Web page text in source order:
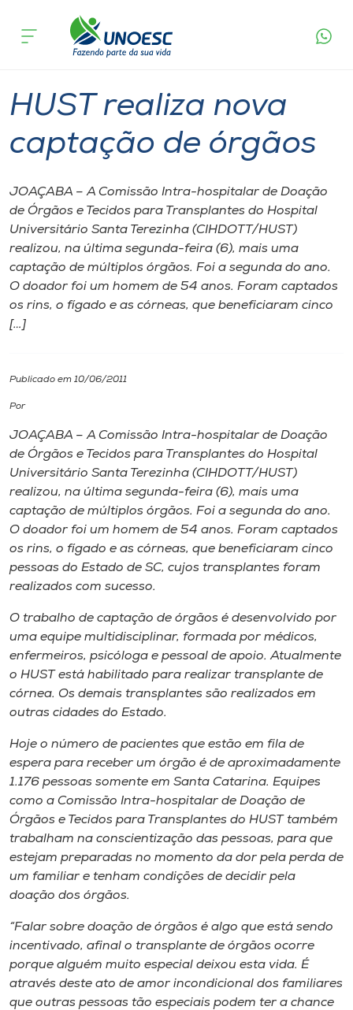
Cursos
Portal de Ensino
A
Diplomados
Cultura
CPA
Biblioteca
Editora
Rádio
Museu
Unoesc
Store
Selecione
o idioma
acontece
HUST realiza nova
captação de órgãos
JOAÇABA – A Comissão Intra-hospitalar de Doação
de Órgãos e Tecidos para Transplantes do Hospital
Universitário Santa Terezinha (CIHDOTT/HUST)
realizou, na última segunda-feira (6), mais uma
captação de múltiplos órgãos. Foi a segunda do ano.
O doador foi um homem de 54 anos. Foram captados
os rins, o fígado e as córneas, que beneficiaram cinco
[…]
Publicado em 10/06/2011
Por
JOAÇABA – A Comissão Intra-hospitalar de Doação
de Órgãos e Tecidos para Transplantes do Hospital
Universitário Santa Terezinha (CIHDOTT/HUST)
realizou, na última segunda-feira (6), mais uma
captação de múltiplos órgãos. Foi a segunda do ano.
O doador foi um homem de 54 anos. Foram captados
os rins, o fígado e as córneas, que beneficiaram cinco
pessoas do Estado de SC, cujos transplantes foram
realizados com sucesso.
O trabalho de captação de órgãos é desenvolvido por
uma equipe multidisciplinar, formada por médicos,
enfermeiros, psicóloga e pessoal de apoio. Atualmente
o HUST está habilitado para realizar transplante de
córnea. Os demais transplantes são realizados em
outras cidades do Estado.
Hoje o número de pacientes que estão em fila de
espera para receber um órgão é de aproximadamente
1.176 pessoas somente em Santa Catarina. Equipes
como a Comissão Intra-hospitalar de Doação de
Órgãos e Tecidos para Transplantes do HUST também
trabalham na conscientização das pessoas, para que
estejam preparadas no momento da dor pela perda de
um familiar e tenham condições de decidir pela
doação dos órgãos.
“Falar sobre doação de órgãos é algo que está sendo
incentivado, afinal o transplante de órgãos ocorre
porque alguém muito especial deixou esta vida. É
através deste ato de amor incondicional dos familiares
que outras pessoas tão especiais podem ter a chance